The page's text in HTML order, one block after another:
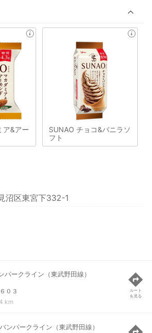
ア&アー
SUNAO チョコ&バニラソ
フト
沼区東宮下332-1
パークライン（東武野田線）
０３
km
ルート
を見る
ンパークライン（東武野田線）